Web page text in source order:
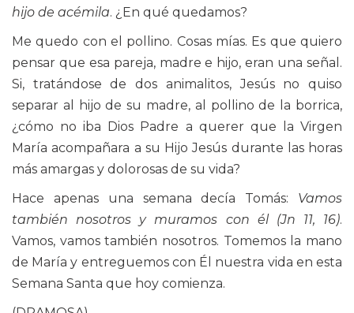
hijo de acémila. ¿En qué quedamos?
Me quedo con el pollino. Cosas mías. Es que quiero
pensar que esa pareja, madre e hijo, eran una señal.
Si, tratándose de dos animalitos, Jesús no quiso
separar al hijo de su madre, al pollino de la borrica,
¿cómo no iba Dios Padre a querer que la Virgen
María acompañara a su Hijo Jesús durante las horas
más amargas y dolorosas de su vida?
Hace apenas una semana decía Tomás: Vamos
también nosotros y muramos con él (Jn 11, 16).
Vamos, vamos también nosotros. Tomemos la mano
de María y entreguemos con Él nuestra vida en esta
Semana Santa que hoy comienza.